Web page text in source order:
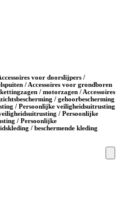
voor doorslijpers /
/ Accessoires voor grondboren
/ motorzagen / Accessoires
/ gehoorbescherming
/ Persoonlijke veiligheidsuitrusting
/ Persoonlijke
/ Persoonlijke
/ beschermende kleding